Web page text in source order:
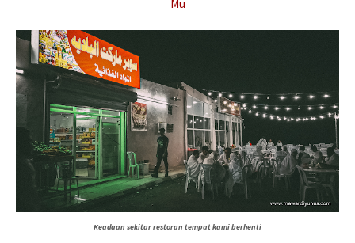
Mu
Keadaan sekitar restoran tempat kami berhenti